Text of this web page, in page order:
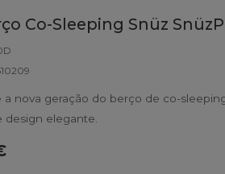
Co-Sleeping Snüz
a nova geração do berço de co-
design elegante.